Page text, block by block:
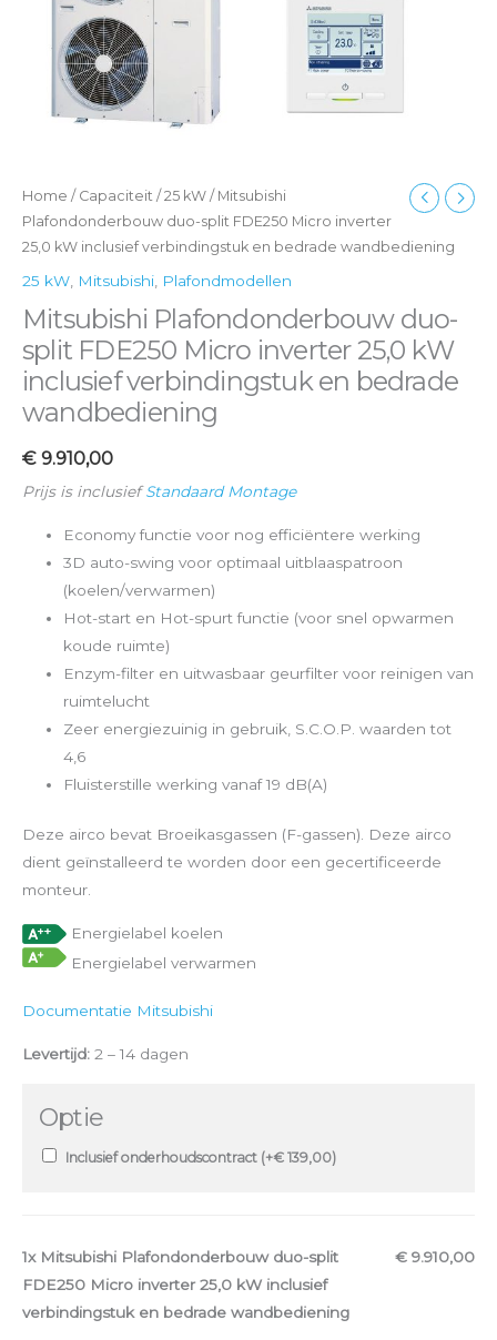
Home / Capaciteit / 25 kW / Mitsubishi
Plafondonderbouw duo-split FDE250 Micro inverter
25,0 kW inclusief verbindingstuk en bedrade wandbediening
25 kW Mitsubishi Plafondmodellen
Mitsubishi Plafondonderbouw duo-
split FDE250 Micro inverter 25,0 kW
inclusief verbindingstuk en bedrade
wandbediening
€ 9.910,00
Prijs is inclusiefStandaard Montage
Economy functie voor nog efficiëntere werking
3D auto-swing voor optimaal uitblaaspatroon
(koelen/verwarmen)
Hot-start en Hot-spurt functie (voor snel opwarmen
koude ruimte)
Enzym-filter en uitwasbaar geurfilter voor reinigen van
ruimtelucht
Zeer energiezuinig in gebruik, S.C.O.P. waarden tot
4,6
Fluisterstille werking vanaf 19 dB(A)
Deze airco bevat Broeikasgassen (F-gassen). Deze airco
dient geïnstalleerd te worden door een gecertificeerde
monteur.
Energielabel koelen
Energielabel verwarmen
Documentatie Mitsubishi
Levertijd: 2 – 14 dagen
Optie
Inclusief onderhoudscontract (+€ 139,00)
1x Mitsubishi Plafondonderbouw duo-split
FDE250 Micro inverter 25,0 kW inclusief
verbindingstuk en bedrade wandbediening
€ 9.910,00
bedrade
wandbediening